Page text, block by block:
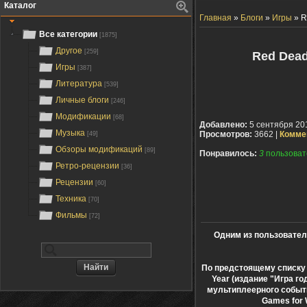
Каталог
Все категории [1875]
Другое [259]
Игры [387]
Литература [539]
Личные блоги [246]
Модификации [68]
Музыка [49]
Обзоры модификаций [89]
Ретро-рецензии [36]
Рецензии [60]
Техника [70]
Фильмы [72]
Главная » Блоги » Игры »
Red
Добавлено: 5 сентября
Просмотров: 3662 |
Понравилось: 3
Одним из
По предстоящему
Year (издание "Игра
мультиплеерного
Games for